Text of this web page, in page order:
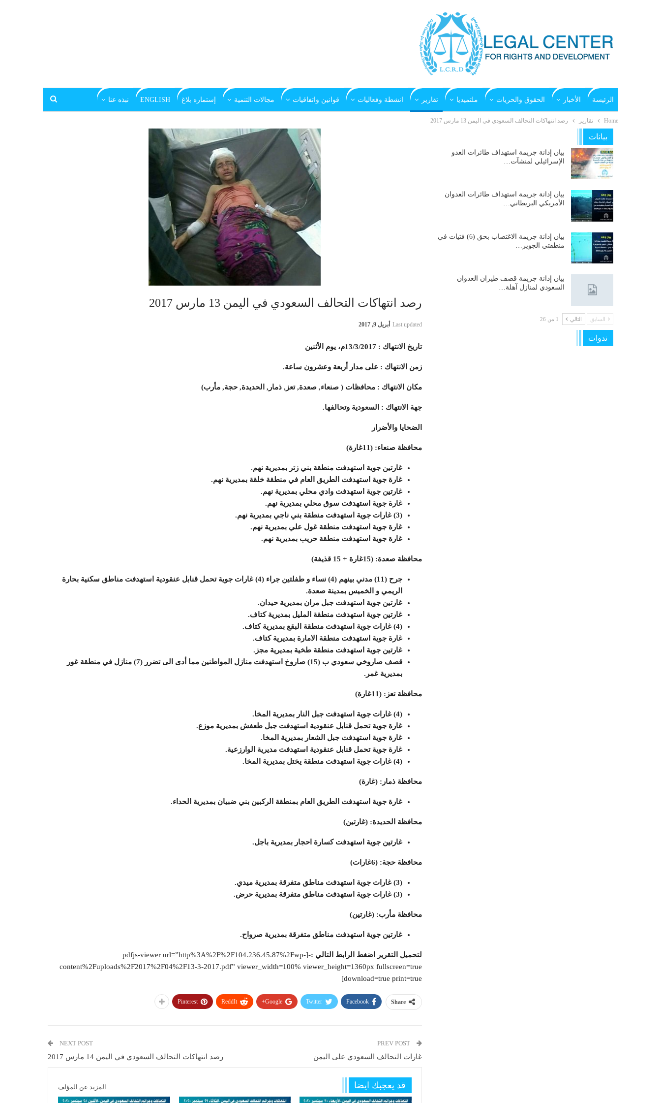
الرئيسة الأخبار الحقوق والحريات ملتميديا تقارير انشطة وفعاليات قوانين واتفاقيات مجالات التنمية إستماره بلاغ ENGLISH نبذه عنا
Home تقارير رصد انتهاكات التحالف السعودي في اليمن 13 مارس 2017
رصد انتهاكات التحالف السعودي في اليمن 13 مارس 2017
Last updated أبريل 9, 2017
تاريخ الانتهاك : 13/3/2017م، يوم الأثنين
زمن الانتهاك : على مدار أربعة وعشرون ساعة.
مكان الانتهاك : محافظات ( صنعاء, صعدة, تعز, ذمار, الحديدة, حجة, مأرب)
جهة الانتهاك : السعودية وتحالفها.
الضحايا والأضرار
محافظة صنعاء: (11غارة)
غارتين جوية استهدفت منطقة بني زتر بمديرية نهم.
غارة جوية استهدفت الطريق العام في منطقة خلقة بمديرية نهم.
غارتين جوية استهدفت وادي محلي بمديرية نهم.
غارة جوية استهدفت سوق محلي بمديرية نهم.
(3) غارات جوية استهدفت منطقة بني ناجي بمديرية نهم.
غارة جوية استهدفت منطقة غول علي بمديرية نهم.
غارة جوية استهدفت منطقة حريب بمديرية نهم.
محافظة صعدة: (15غارة + 15 قذيفة)
جرح (11) مدني بينهم (4) نساء و طفلتين جراء (4) غارات جوية تحمل قنابل عنقودية استهدفت مناطق سكنية بحارة
الريمي و الخميس بمدينة صعدة.
غارتين جوية استهدفت جبل مران بمديرية حيدان.
غارتين جوية استهدفت منطقة المليل بمديرية كتاف.
(4) غارات جوية استهدفت منطقة البقع بمديرية كتاف.
غارة جوية استهدفت منطقة الامارة بمديرية كتاف.
غارتين جوية استهدفت منطقة طخية بمديرية مجز.
قصف صاروخي سعودي ب (15) صاروخ استهدفت منازل المواطنين مما أدى الى تضرر (7) منازل في منطقة غور
بمديرية غمر.
محافظة تعز: (11غارة)
(4) غارات جوية استهدفت جبل النار بمديرية المخا.
غارة جوية تحمل قنابل عنقودية استهدفت جبل طعفش بمديرية موزع.
غارة جوية استهدفت جبل الشعار بمديرية المخا.
غارة جوية تحمل قنابل عنقودية استهدفت مديرية الوارزعية.
(4) غارات جوية استهدفت منطقة يختل بمديرية المخا.
محافظة ذمار: (غارة)
غارة جوية استهدفت الطريق العام بمنطقة الركبين بني ضبيان بمديرية الحداء.
محافظة الحديدة: (غارتين)
غارتين جوية استهدفت كسارة احجار بمديرية باجل.
محافظة حجة: (6غارات)
(3) غارات جوية استهدفت مناطق متفرقة بمديرية ميدي.
(3) غارات جوية استهدفت مناطق متفرقة بمديرية حرض.
محافظة مأرب: (غارتين)
غارتين جوية استهدفت مناطق متفرقة بمديرية صرواح.
لتحميل التقرير اضغط الرابط التالي :- [pdfjs-viewer url=”http%3A%2F%2F104.236.45.87%2Fwp-
content%2Fuploads%2F2017%2F04%2F13-3-2017.pdf” viewer_width=100% viewer_height=1360px fullscreen=true
download=true print=true]
Share
Facebook
Twitter
Google+
ReddIt
Pinterest
PREV POST
غارات التحالف السعودي على اليمن
NEXT POST
رصد انتهاكات التحالف السعودي في اليمن 14 مارس 2017
قد يعجبك ايضا المزيد عن المؤلف
بيانات
بيان إدانة جريمة استهداف طائرات العدو
الإسرائيلي لمنشآت…
بيان إدانة جريمة استهداف طائرات العدوان
الأمريكي البريطاني…
بيان إدانة جريمة الاغتصاب بحق (6) فتيات في
منطقتي الجوير…
بيان إدانة جريمة قصف طيران العدوان
السعودي لمنازل آهلة…
السابق التالي 1 من 26
ندوات